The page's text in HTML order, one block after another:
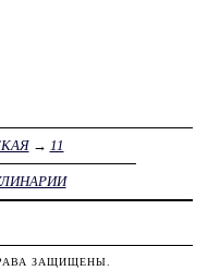
→ 11
ЗАЩИЩЕНЫ.